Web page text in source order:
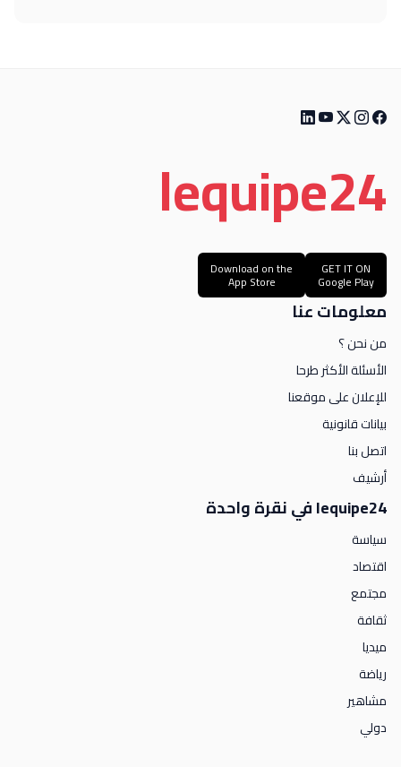
lequipe24
GET IT ON
Google Play
Download on the
App Store
معلومات عنا
من نحن ؟
الأسئلة الأكثر طرحا
للإعلان على موقعنا
بيانات قانونية
اتصل بنا
أرشيف
lequipe24 في نقرة واحدة
سياسة
اقتصاد
مجتمع
ثقافة
ميديا
رياضة
مشاهير
دولي